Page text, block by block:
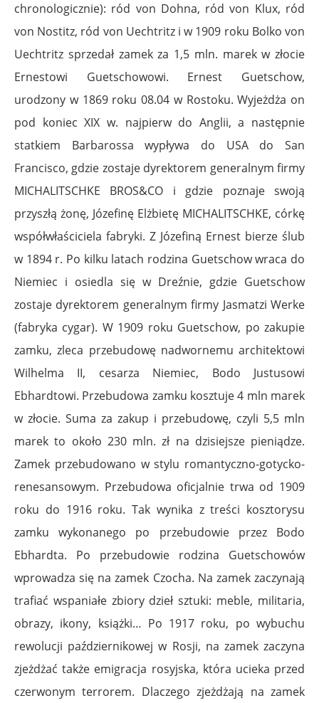
chronologicznie): ród von Dohna, ród von Klux, ród
von Nostitz, ród von Uechtritz i w 1909 roku Bolko von
Uechtritz sprzedał zamek za 1,5 mln. marek w złocie
Ernestowi Guetschowowi. Ernest Guetschow,
urodzony w 1869 roku 08.04 w Rostoku. Wyjeżdża on
pod koniec XIX w. najpierw do Anglii, a następnie
statkiem Barbarossa wypływa do USA do San
Francisco, gdzie zostaje dyrektorem generalnym firmy
MICHALITSCHKE BROS&CO i gdzie poznaje swoją
przyszłą żonę, Józefinę Elżbietę MICHALITSCHKE, córkę
współwłaściciela fabryki. Z Józefiną Ernest bierze ślub
w 1894 r. Po kilku latach rodzina Guetschow wraca do
Niemiec i osiedla się w Dreźnie, gdzie Guetschow
zostaje dyrektorem generalnym firmy Jasmatzi Werke
(fabryka cygar). W 1909 roku Guetschow, po zakupie
zamku, zleca przebudowę nadwornemu architektowi
Wilhelma II, cesarza Niemiec, Bodo Justusowi
Ebhardtowi. Przebudowa zamku kosztuje 4 mln marek
w złocie. Suma za zakup i przebudowę, czyli 5,5 mln
marek to około 230 mln. zł na dzisiejsze pieniądze.
Zamek przebudowano w stylu romantyczno-gotycko-
renesansowym. Przebudowa oficjalnie trwa od 1909
roku do 1916 roku. Tak wynika z treści kosztorysu
zamku wykonanego po przebudowie przez Bodo
Ebhardta. Po przebudowie rodzina Guetschowów
wprowadza się na zamek Czocha. Na zamek zaczynają
trafiać wspaniałe zbiory dzieł sztuki: meble, militaria,
obrazy, ikony, książki… Po 1917 roku, po wybuchu
rewolucji październikowej w Rosji, na zamek zaczyna
zjeżdżać także emigracja rosyjska, która ucieka przed
czerwonym terrorem. Dlaczego zjeżdżają na zamek